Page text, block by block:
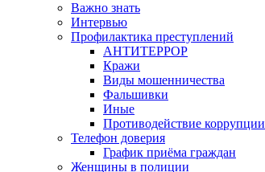
Важно знать
Интервью
Профилактика преступлений
АНТИТЕРРОР
Кражи
Виды мошенничества
Фальшивки
Иные
Противодействие коррупции
Телефон доверия
График приёма граждан
Женщины в полиции